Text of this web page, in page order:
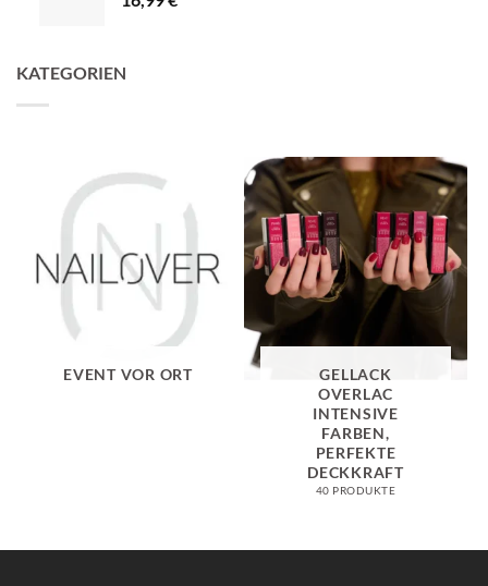
KATEGORIEN
EVENT VOR ORT
GELLACK
OVERLAC
INTENSIVE
FARBEN,
PERFEKTE
DECKKRAFT
40 PRODUKTE